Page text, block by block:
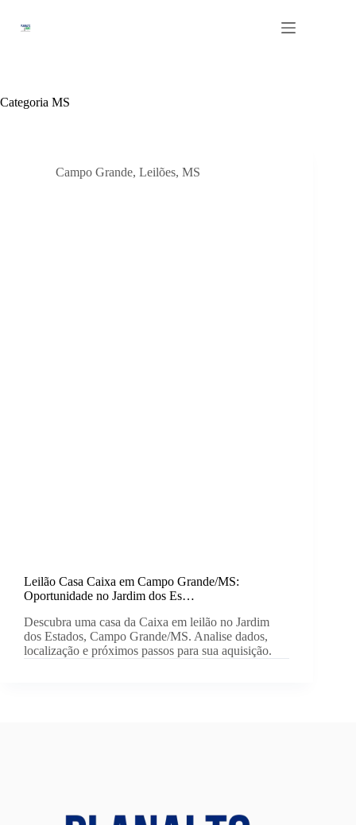
Categoria MS
Campo Grande, Leilões, MS
Leilão Casa Caixa em Campo Grande/MS:
Oportunidade no Jardim dos Es…
Descubra uma casa da Caixa em leilão no Jardim
dos Estados, Campo Grande/MS. Analise dados,
localização e próximos passos para sua aquisição.